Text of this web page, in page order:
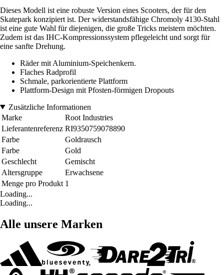
Dieses Modell ist eine robuste Version eines Scooters, der für den
Skatepark konzipiert ist. Der widerstandsfähige Chromoly 4130-Stahl
ist eine gute Wahl für diejenigen, die große Tricks meistern möchten.
Zudem ist das IHC-Kompressionssystem pflegeleicht und sorgt für
eine sanfte Drehung.
Räder mit Aluminium-Speichenkern.
Flaches Radprofil
Schmale, parkorientierte Plattform
Plattform-Design mit Pfosten-förmigen Dropouts
Zusätzliche Informationen
Marke
Root Industries
Lieferantenreferenz RI9350759078890
Farbe
Goldrausch
Farbe
Gold
Geschlecht
Gemischt
Altersgruppe
Erwachsene
Menge pro Produkt 1
Loading...
Loading...
Alle unsere Marken